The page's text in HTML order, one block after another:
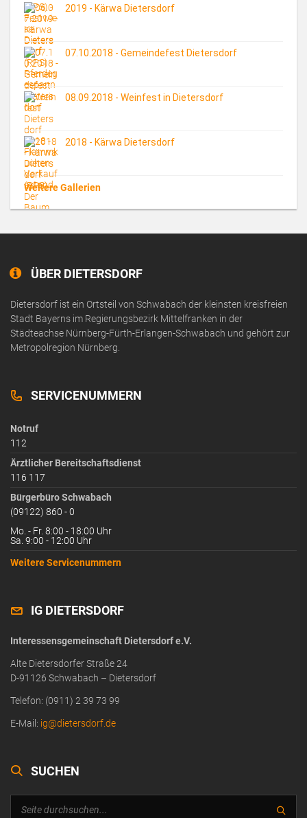
2019 - Kärwa Dietersdorf
07.10.2018 - Gemeindefest Dietersdorf
08.09.2018 - Weinfest in Dietersdorf
2018 - Kärwa Dietersdorf
Weitere Gallerien
ÜBER DIETERSDORF
Dietersdorf ist ein Ortsteil von Schwabach der kleinsten kreisfreien
Stadt Bayerns im Regierungsbezirk Mittelfranken in der
Städteachse Nürnberg-Fürth-Erlangen-Schwabach und gehört zur
Metropolregion Nürnberg.
SERVICENUMMERN
Notruf
112
Ärztlicher Bereitschaftsdienst
116 117
Bürgerbüro Schwabach
(09122) 860 - 0
Mo. - Fr. 8:00 - 18:00 Uhr
Sa. 9:00 - 12:00 Uhr
Weitere Servicenummern
IG DIETERSDORF
Interessensgemeinschaft Dietersdorf e.V.
Alte Dietersdorfer Straße 24
D-91126 Schwabach – Dietersdorf
Telefon: (0911) 2 39 73 99
E-Mail: ig@dietersdorf.de
SUCHEN